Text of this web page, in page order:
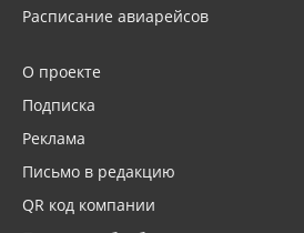
Расписание авиарейсов
О проекте
Подписка
Реклама
Письмо в редакцию
QR код компании